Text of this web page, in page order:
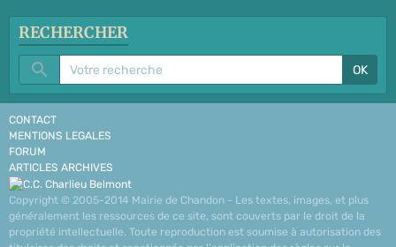
RECHERCHER
OK
CONTACT
MENTIONS LEGALES
FORUM
ARTICLES ARCHIVES
Copyright © 2005-2014 Mairie de Chandon - Les textes, images, et plus
généralement les ressources de ce site, sont couverts par le droit de la
propriété intellectuelle. Toute reproduction est soumise à autorisation des